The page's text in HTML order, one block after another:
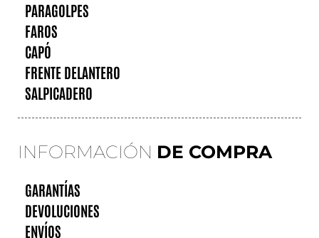
PARAGOLPES
FAROS
CAPÓ
FRENTE DELANTERO
SALPICADERO
INFORMACIÓN DE COMPRA
GARANTÍAS
DEVOLUCIONES
ENVÍOS